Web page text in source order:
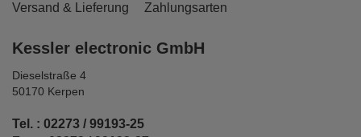
Versand & Lieferung Zahlungsarten
Kessler electronic GmbH
Dieselstraße 4
50170 Kerpen
Tel. : 02273 / 99193-25